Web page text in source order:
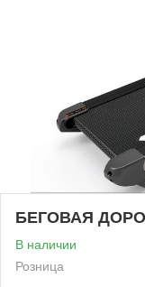
БЕГОВАЯ
В наличии
Розница